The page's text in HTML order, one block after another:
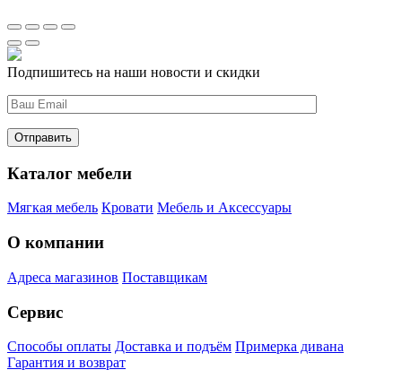
Подпишитесь на наши новости и скидки
Каталог мебели
Мягкая мебель Кровати Мебель и Аксессуары
О компании
Адреса магазинов Поставщикам
Сервис
Способы оплаты Доставка и подъём Примерка дивана
Гарантия и возврат